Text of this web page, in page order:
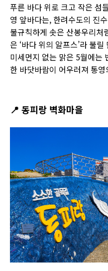
푸른 바다 위로 크고 작은 섬
영 앞바다는, 한려수도의 진
불규칙하게 솟은 산봉우리처
은 ‘바다 위의 알프스’라 불
미세먼지 없는 맑은 5월에는
한 바닷바람이 어우러져 통
📍 동피랑 벽화마을